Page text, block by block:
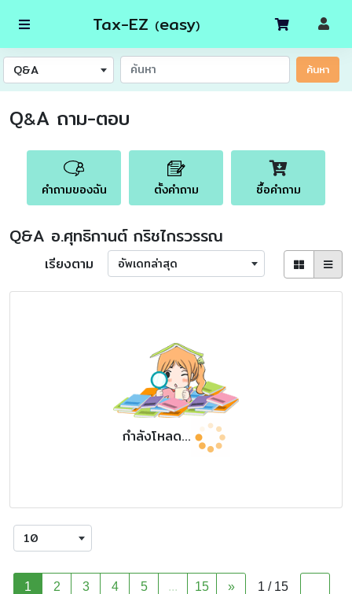
Tax-EZ (easy)
Q&A ค้นหา
Q&A ถาม-ตอบ
คำถามของฉัน ตั้งคำถาม ซื้อคำถาม
Q&A อ.ศุทธิกานต์ กริชไกรวรรณ
เรียงตาม อัพเดทล่าสุด
กำลังโหลด...
10
1 2 3 4 5 ... 15 » 1 / 15